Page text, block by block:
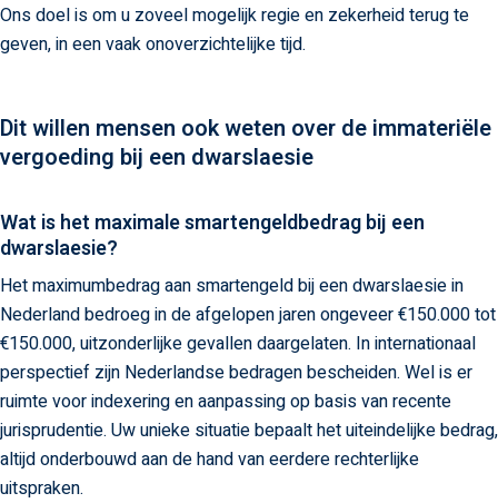
Ons doel is om u zoveel mogelijk regie en zekerheid terug te
geven, in een vaak onoverzichtelijke tijd.
Dit willen mensen ook weten over de immateriële
vergoeding bij een dwarslaesie
Wat is het maximale smartengeldbedrag bij een
dwarslaesie?
Het maximumbedrag aan smartengeld bij een dwarslaesie in
Nederland bedroeg in de afgelopen jaren ongeveer €150.000 tot
€150.000, uitzonderlijke gevallen daargelaten. In internationaal
perspectief zijn Nederlandse bedragen bescheiden. Wel is er
ruimte voor indexering en aanpassing op basis van recente
jurisprudentie. Uw unieke situatie bepaalt het uiteindelijke bedrag,
altijd onderbouwd aan de hand van eerdere rechterlijke
uitspraken.